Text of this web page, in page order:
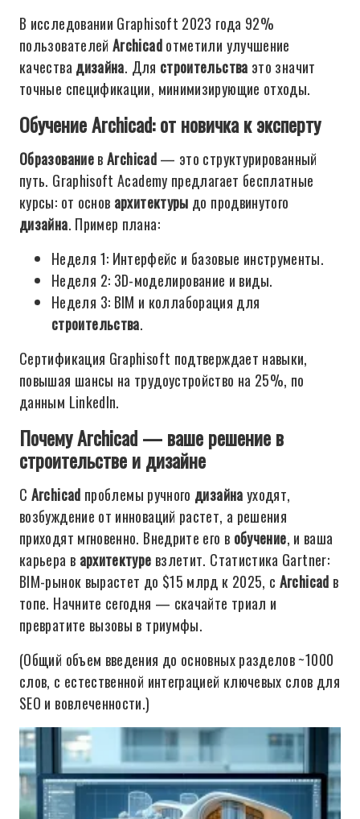
В исследовании Graphisoft 2023 года 92%
пользователейArchicadотметили улучшение
качества дизайна. Для строительства это значит
точные спецификации, минимизирующие отходы.
Обучение Archicad: от новичка к эксперту
ОбразованиевArchicad— это структурированный
путь. Graphisoft Academy предлагает бесплатные
курсы: от основ архитектуры до продвинутого
дизайна. Пример плана:
Неделя 1: Интерфейс и базовые инструменты.
Неделя 2: 3D-моделирование и виды.
Неделя 3: BIM и коллаборация для
строительства.
Сертификация Graphisoft подтверждает навыки,
повышая шансы на трудоустройство на 25%, по
данным LinkedIn.
Почему Archicad — ваше решение в
строительстве и дизайне
С Archicad проблемы ручного дизайнауходят,
возбуждение от инноваций растет, а решения
приходят мгновенно. Внедрите его в обучение, и ваша
карьера в архитектуре взлетит. Статистика Gartner:
BIM-рынок вырастет до $15 млрд к 2025, с Archicad в
топе. Начните сегодня — скачайте триал и
превратите вызовы в триумфы.
(Общий объем введения до основных разделов ~1000
слов, с естественной интеграцией ключевых слов для
SEO и вовлеченности.)